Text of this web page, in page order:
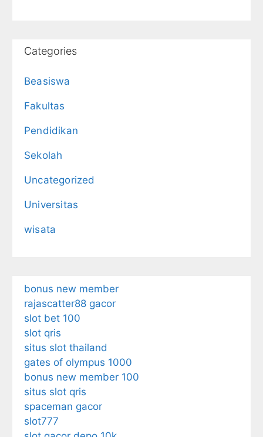
Categories
Beasiswa
Fakultas
Pendidikan
Sekolah
Uncategorized
Universitas
wisata
bonus new member
rajascatter88 gacor
slot bet 100
slot qris
situs slot thailand
gates of olympus 1000
bonus new member 100
situs slot qris
spaceman gacor
slot777